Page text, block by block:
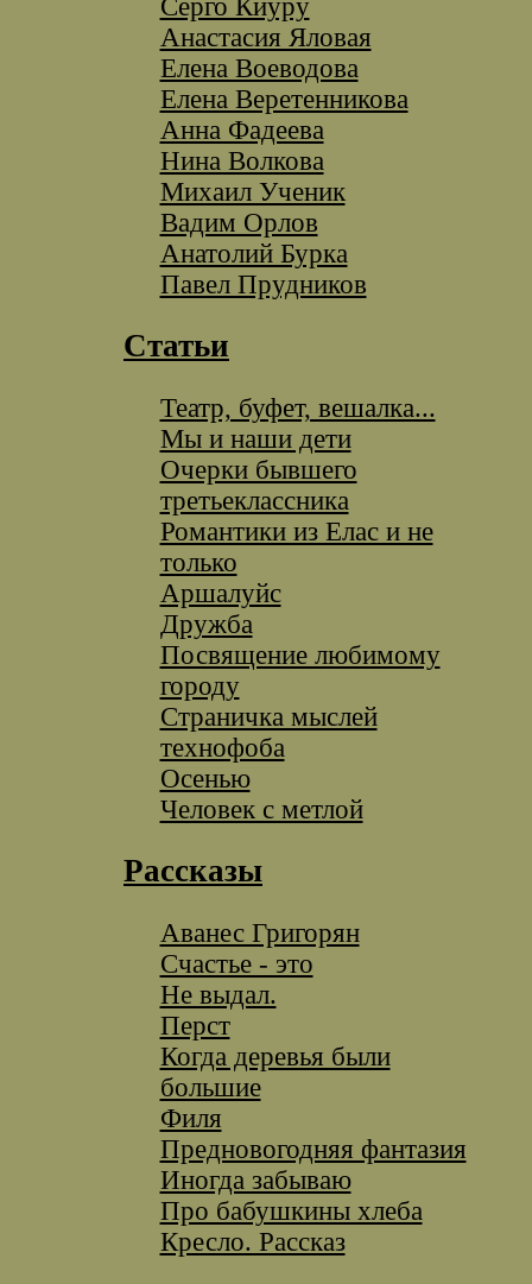
Анастасия Яловая
Елена Воеводова
Елена Веретенникова
Анна Фадеева
Нина Волкова
Михаил Ученик
Вадим Орлов
Анатолий Бурка
Павел Прудников
Статьи
Театр, буфет, вешалка...
Мы и наши дети
Очерки бывшего
третьеклассника
Романтики из Елас и не
только
Аршалуйс
Дружба
Посвящение любимому
городу
Страничка мыслей
технофоба
Осенью
Человек с метлой
Рассказы
Аванес Григорян
Счастье - это
Не выдал.
Перст
Когда деревья были
большие
Филя
Предновогодняя фантазия
Иногда забываю
Про бабушкины хлеба
Кресло. Рассказ